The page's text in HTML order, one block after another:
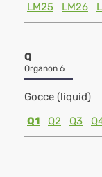
LM25
LM26
Q
Organon 6
Gocce (liquid)
Q1
Q2 Q3